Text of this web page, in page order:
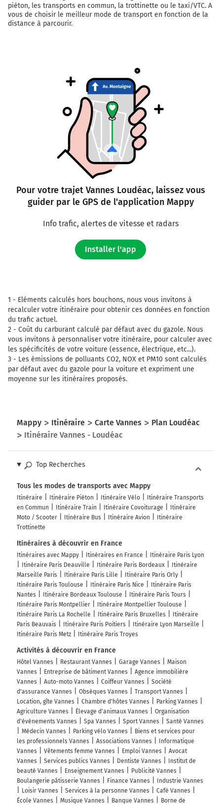
piéton, les transports en commun, la trottinette ou le taxi/VTC. A
vous de choisir le meilleur mode de transport en fonction de la
distance à parcourir.
Pour votre trajet Vannes Loudéac, laissez vous
guider par le GPS de l'application Mappy
Info trafic, alertes de vitesse et radars
Installer l'app
1 - Eléments calculés hors bouchons, nous vous invitons à
recalculer votre itinéraire pour obtenir ces données en fonction
du trafic actuel.
2 - Coût du carburant calculé par défaut avec du gazole. Nous
vous invitons à personnaliser votre itinéraire, pour calculer avec
les spécificités de votre voiture (essence, électrique, etc...).
3 - Les émissions de polluants CO2, NOX et PM10 sont calculés
par défaut avec du gazole pour la voiture et expriment une
moyenne sur les itinéraires proposés.
Mappy Itinéraire Carte Vannes
Plan Loudéac
Itinéraire Vannes - Loudéac
Top Recherches
Tous les modes de transports avec Mappy
Itinéraire Itinéraire Piéton Itinéraire Vélo
Itinéraire Transports
en Commun
Itinéraire Train Itinéraire Covoiturage
Itinéraire
Moto / Scooter
Itinéraire Bus Itinéraire Avion
Itinéraire
Trottinette
Itinéraires à découvrir en France
Itinéraires avec Mappy Itinéraires en France
Itinéraire Paris Lyon
Itinéraire Paris Deauville
Itinéraire Paris Bordeaux
Itinéraire
Marseille Paris
Itinéraire Paris Lille
Itinéraire Paris Orly
Itinéraire Paris Toulouse
Itinéraire Paris Nice
Itinéraire Paris
Nantes
Itinéraire Bordeaux Toulouse
Itinéraire Paris Tours
Itinéraire Paris Montpellier
Itinéraire Montpellier Toulouse
Itinéraire Paris La Rochelle
Itinéraire Paris Bruxelles
Itinéraire
Paris Beauvais
Itinéraire Paris Poitiers
Itinéraire Lyon Marseille
Itinéraire Paris Metz
Itinéraire Paris Troyes
Activités à découvrir en France
Hôtel Vannes Restaurant Vannes Garage Vannes
Maison
Vannes
Entreprise de bâtiment Vannes
Agence immobilière
Vannes
Auto-moto Vannes Coiffeur Vannes
Société
d'assurance Vannes
Obsèques Vannes
Transport Vannes
Location, gîte Vannes
Chambre d'hôtes Vannes
Parking Vannes
Agriculture Vannes
Élevage d'animaux Vannes
Organisation
d'événements Vannes
Spa Vannes Sport Vannes
Santé Vannes
Médecin Vannes
Parking vélo Vannes
Biens et services pour
les professionnels Vannes
Associations Vannes
Informatique
Vannes
Vêtements femme Vannes Emploi Vannes
Avocat
Vannes
Services publics Vannes Dentiste Vannes
Institut de
beauté Vannes
Enseignement Vannes
Publicité Vannes
Boulangerie pâtisserie Vannes
Finance Vannes
Industrie Vannes
Loisir Vannes
Services à la personne Vannes
Café Vannes
École Vannes
Musique Vannes Banque Vannes
Borne de